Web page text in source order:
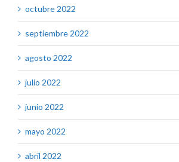
octubre 2022
septiembre 2022
agosto 2022
julio 2022
junio 2022
mayo 2022
abril 2022